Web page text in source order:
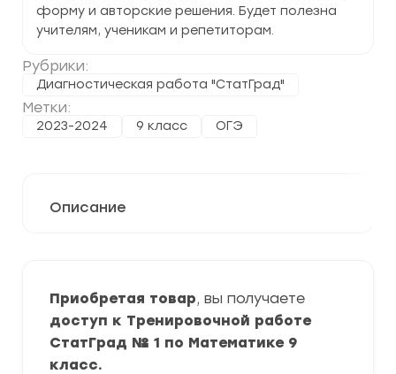
форму и авторские решения. Будет полезна
учителям, ученикам и репетиторам.
Рубрики:
Диагностическая работа "СтатГрад"
Метки:
2023-2024 9 класс ОГЭ
Описание
Приобретая товар, вы получаете
доступ к Тренировочной работе
СтатГрад № 1 по Математике 9
класс.